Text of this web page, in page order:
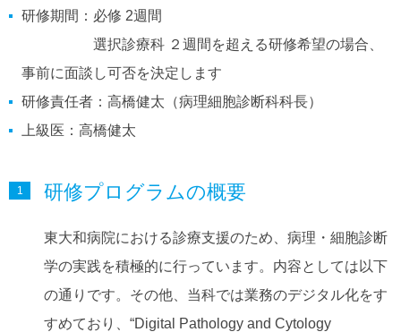
研修期間：必修 2週間
選択診療科 ２週間を超える研修希望の場合、
事前に面談し可否を決定します
研修責任者：高橋健太（病理細胞診断科科長）
上級医：高橋健太
研修プログラムの概要
東大和病院における診療支援のため、病理・細胞診断
学の実践を積極的に行っています。内容としては以下
の通りです。その他、当科では業務のデジタル化をす
すめており、“Digital Pathology and Cytology